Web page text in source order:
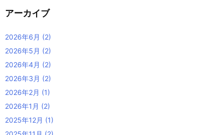
アーカイブ
2026年6月 (2)
2026年5月 (2)
2026年4月 (2)
2026年3月 (2)
2026年2月 (1)
2026年1月 (2)
2025年12月 (1)